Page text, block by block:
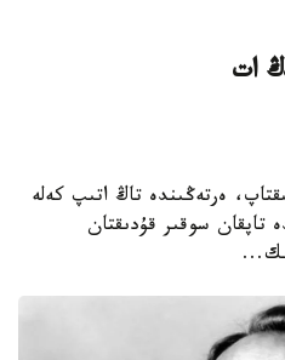
ات
ەرتەڭىندە تاڭ اتىپ كەلە
تاپقان سوقىر قۇدىقتان